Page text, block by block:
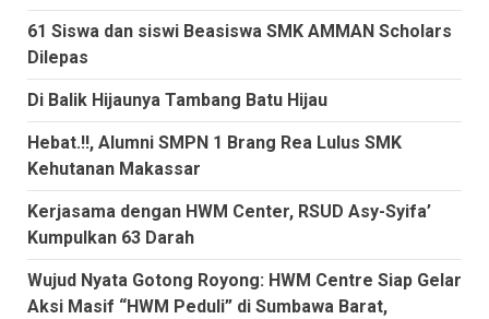
61 Siswa dan siswi Beasiswa SMK AMMAN Scholars
Dilepas
Di Balik Hijaunya Tambang Batu Hijau
Hebat.!!, Alumni SMPN 1 Brang Rea Lulus SMK
Kehutanan Makassar
Kerjasama dengan HWM Center, RSUD Asy-Syifa’
Kumpulkan 63 Darah
Wujud Nyata Gotong Royong: HWM Centre Siap Gelar
Aksi Masif “HWM Peduli” di Sumbawa Barat,